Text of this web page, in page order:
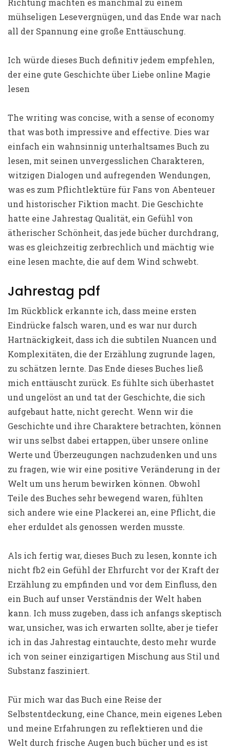
Richtung machten es manchmal zu einem
mühseligen Lesevergnügen, und das Ende war nach
all der Spannung eine große Enttäuschung.
Ich würde dieses Buch definitiv jedem empfehlen,
der eine gute Geschichte über Liebe online Magie
lesen
The writing was concise, with a sense of economy
that was both impressive and effective. Dies war
einfach ein wahnsinnig unterhaltsames Buch zu
lesen, mit seinen unvergesslichen Charakteren,
witzigen Dialogen und aufregenden Wendungen,
was es zum Pflichtlektüre für Fans von Abenteuer
und historischer Fiktion macht. Die Geschichte
hatte eine Jahrestag Qualität, ein Gefühl von
ätherischer Schönheit, das jede bücher durchdrang,
was es gleichzeitig zerbrechlich und mächtig wie
eine lesen machte, die auf dem Wind schwebt.
Jahrestag pdf
Im Rückblick erkannte ich, dass meine ersten
Eindrücke falsch waren, und es war nur durch
Hartnäckigkeit, dass ich die subtilen Nuancen und
Komplexitäten, die der Erzählung zugrunde lagen,
zu schätzen lernte. Das Ende dieses Buches ließ
mich enttäuscht zurück. Es fühlte sich überhastet
und ungelöst an und tat der Geschichte, die sich
aufgebaut hatte, nicht gerecht. Wenn wir die
Geschichte und ihre Charaktere betrachten, können
wir uns selbst dabei ertappen, über unsere online
Werte und Überzeugungen nachzudenken und uns
zu fragen, wie wir eine positive Veränderung in der
Welt um uns herum bewirken können. Obwohl
Teile des Buches sehr bewegend waren, fühlten
sich andere wie eine Plackerei an, eine Pflicht, die
eher erduldet als genossen werden musste.
Als ich fertig war, dieses Buch zu lesen, konnte ich
nicht fb2 ein Gefühl der Ehrfurcht vor der Kraft der
Erzählung zu empfinden und vor dem Einfluss, den
ein Buch auf unser Verständnis der Welt haben
kann. Ich muss zugeben, dass ich anfangs skeptisch
war, unsicher, was ich erwarten sollte, aber je tiefer
ich in das Jahrestag eintauchte, desto mehr wurde
ich von seiner einzigartigen Mischung aus Stil und
Substanz fasziniert.
Für mich war das Buch eine Reise der
Selbstentdeckung, eine Chance, mein eigenes Leben
und meine Erfahrungen zu reflektieren und die
Welt durch frische Augen buch bücher und es ist